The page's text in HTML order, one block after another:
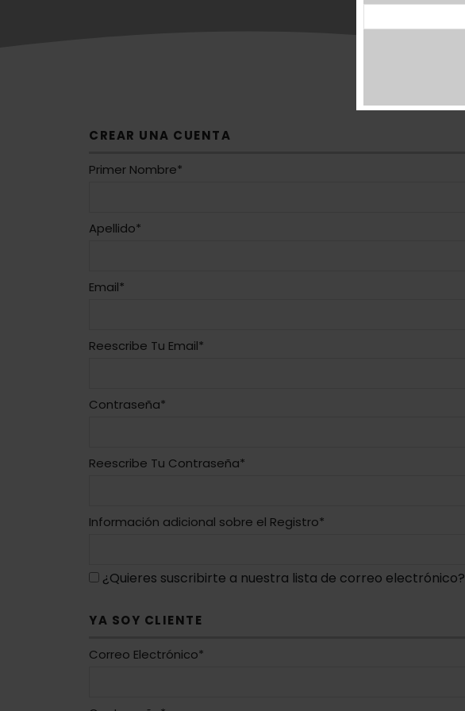
CREAR UNA CUENTA
Primer Nombre*
Apellido*
Email*
Reescribe Tu Email*
Contraseña*
Reescribe Tu Contraseña*
Información adicional sobre el Registro*
¿Quieres suscribirte a nuestra lista de correo electrónico?
YA SOY CLIENTE
Correo Electrónico*